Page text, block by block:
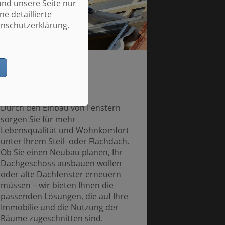
Durch den Einbau von Fenstern
sorgen Sie für mehr
Lebensqualität und Wohnkomfort
unter Ihrem Steil- oder Flachdach.
Ob Sie einen Neubau planen, Ihr
Dachgeschoss ausbauen wollen
oder alte Dachfenster erneuern
müssen – wir bieten Ihnen die
passenden Lösungen, die auf Ihre
Immobilie und die Nutzung der
Räume zugeschnitten sind.
unsere Seite nur
detaillierte